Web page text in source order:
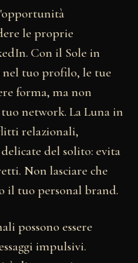
le proprie
Con il Sole in
nel tuo profilo, le tue
forma, ma non
network. La Luna in
relazionali,
del solito: evita
Non lasciare che
il tuo personal brand.
possono essere
impulsivi.